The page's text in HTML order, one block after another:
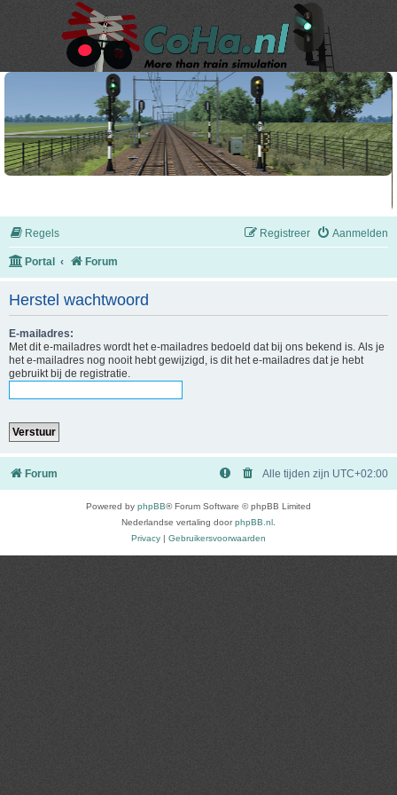
Regels Aanmelden
Registreer
Portal Forum
Herstel wachtwoord
E-mailadres:
Met dit e-mailadres wordt het e-mailadres bedoeld dat bij ons bekend is. Als je
het e-mailadres nog nooit hebt gewijzigd, is dit het e-mailadres dat je hebt
gebruikt bij de registratie.
Forum Alle tijden zijn UTC+02:00
Powered by phpBB® Forum Software © phpBB Limited
Nederlandse vertaling doorphpBB.nl
Privacy | Gebruikersvoorwaarden